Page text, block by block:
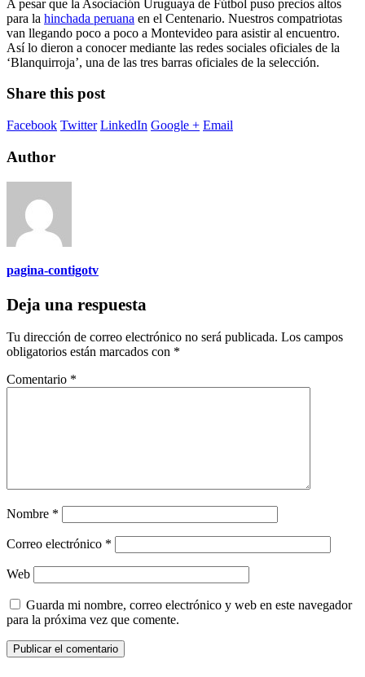
A pesar que la Asociación Uruguaya de Fútbol puso precios altos
para la hinchada peruana en el Centenario. Nuestros compatriotas
van llegando poco a poco a Montevideo para asistir al encuentro.
Así lo dieron a conocer mediante las redes sociales oficiales de la
‘Blanquirroja’, una de las tres barras oficiales de la selección.
Share this post
Facebook Twitter LinkedIn Google + Email
Author
pagina-contigotv
Deja una respuesta
Tu dirección de correo electrónico no será publicada. Los campos
obligatorios están marcados con *
Comentario *
Nombre *
Correo electrónico *
Web
Guarda mi nombre, correo electrónico y web en este navegador
para la próxima vez que comente.